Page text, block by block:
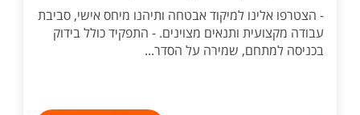
- הצטרפו אלינו למיקוד אבטחה ותיהנו מיחס אישי, סביבת
עבודה מקצועית ותנאים מצוינים. - התפקיד כולל בידוק
בכניסה למתחם, שמירה על הסדר...